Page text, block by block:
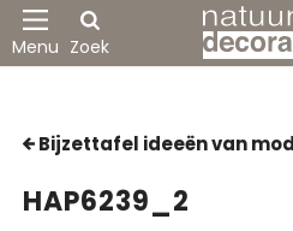
Menu Zoek
Bijzettafel ideeën van
HAP6239_2